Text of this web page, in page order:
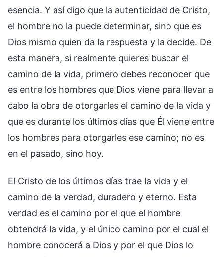
esencia. Y así digo que la autenticidad de Cristo,
el hombre no la puede determinar, sino que es
Dios mismo quien da la respuesta y la decide. De
esta manera, si realmente quieres buscar el
camino de la vida, primero debes reconocer que
es entre los hombres que Dios viene para llevar a
cabo la obra de otorgarles el camino de la vida y
que es durante los últimos días que Él viene entre
los hombres para otorgarles ese camino; no es
en el pasado, sino hoy.
El Cristo de los últimos días trae la vida y el
camino de la verdad, duradero y eterno. Esta
verdad es el camino por el que el hombre
obtendrá la vida, y el único camino por el cual el
hombre conocerá a Dios y por el que Dios lo